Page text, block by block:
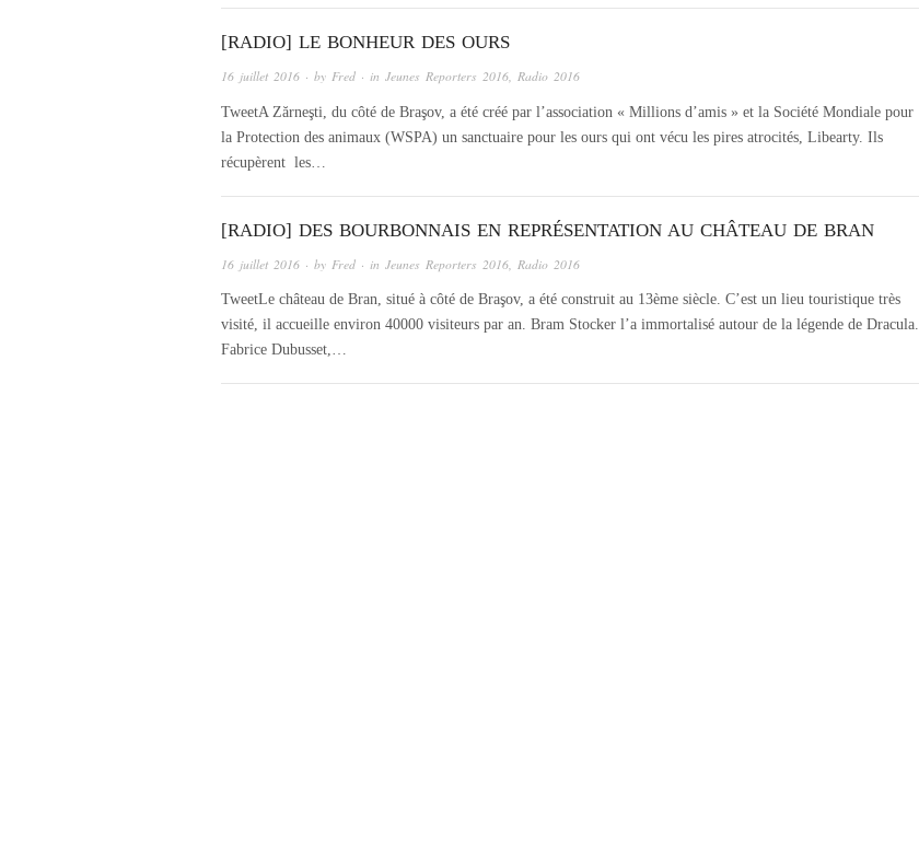
[RADIO] LE BONHEUR DES OURS
16 juillet 2016 · by Fred · in Jeunes Reporters 2016, Radio 2016
TweetA Zărneşti, du côté de Braşov, a été créé par l’association « Millions d’amis » et la Société Mondiale pour
la Protection des animaux (WSPA) un sanctuaire pour les ours qui ont vécu les pires atrocités, Libearty. Ils
récupèrent les…
[RADIO] DES BOURBONNAIS EN REPRÉSENTATION AU CHÂTEAU DE BRAN
16 juillet 2016 · by Fred · in Jeunes Reporters 2016 Radio 2016
TweetLe château de Bran, situé à côté de Braşov, a été construit au 13ème siècle. C’est un lieu touristique très
visité, il accueille environ 40000 visiteurs par an. Bram Stocker l’a immortalisé autour de la légende de Dracula.
Fabrice Dubusset,…